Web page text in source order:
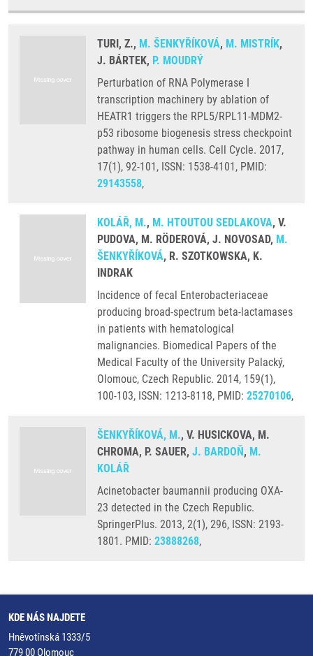
TURI, Z., M. ŠENKYŘÍKOVÁ, M. MISTRÍK,
J. BÁRTEK, P. MOUDRÝ
Perturbation of RNA Polymerase I
transcription machinery by ablation of
HEATR1 triggers the RPL5/RPL11-MDM2-
p53 ribosome biogenesis stress checkpoint
pathway in human cells. Cell Cycle. 2017,
17(1), 92-101, ISSN: 1538-4101, PMID:
29143558,
KOLÁŘ, M., M. HTOUTOU SEDLAKOVA, V.
PUDOVA, M. RÖDEROVÁ, J. NOVOSAD, M.
ŠENKYŘÍKOVÁ, R. SZOTKOWSKA, K.
INDRAK
Incidence of fecal Enterobacteriaceae
producing broad-spectrum beta-lactamases
in patients with hematological
malignancies. Biomedical Papers of the
Medical Faculty of the University Palacký,
Olomouc, Czech Republic. 2014, 159(1),
100-103, ISSN: 1213-8118, PMID: 25270106,
ŠENKYŘÍKOVÁ, M., V. HUSICKOVA, M.
CHROMA, P. SAUER, J. BARDOŇ, M.
KOLÁŘ
Acinetobacter baumannii producing OXA-
23 detected in the Czech Republic.
SpringerPlus. 2013, 2(1), 296, ISSN: 2193-
1801. PMID: 23888268,
KDE NÁS NAJDETE
Hněvotínská 1333/5
779 00 Olomouc